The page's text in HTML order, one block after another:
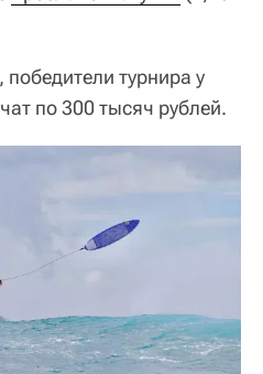
турнира у
по 300 тысяч рублей.